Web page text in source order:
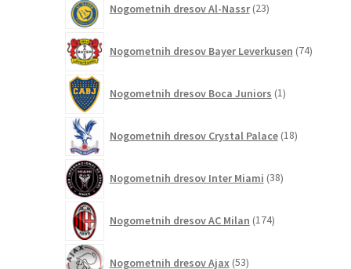
Nogometnih dresov Al-Nassr 23izdelkov
Nogometnih dresov Bayer Leverkusen 74izdelkov
Nogometnih dresov Boca Juniors 1izdelek
Nogometnih dresov Crystal Palace 18izdelkov
Nogometnih dresov Inter Miami 38izdelkov
Nogometnih dresov AC Milan 174izdelkov
Nogometnih dresov Ajax 53